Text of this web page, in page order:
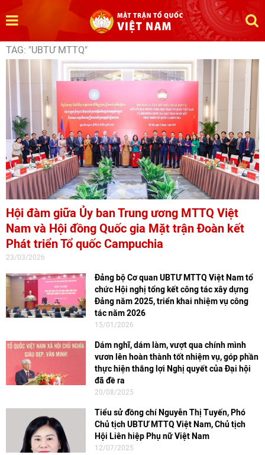
TAG: "UBTƯ MTTQ"
Hội đàm giữa Ủy ban Trung ương MTTQ Việt
Nam và Hội đồng Quốc gia Mặt trận Đoàn kết
Phát triển Tổ quốc Campuchia
23/03/2026
Đảng bộ Cơ quan UBTƯ MTTQ Việt Nam tổ
chức Hội nghị tổng kết công tác xây dựng
Đảng năm 2025, triển khai nhiệm vụ công
tác năm 2026
15/01/2026
Dám nghĩ, dám làm, vượt qua chính mình
vươn lên hoàn thành tốt nhiệm vụ, góp phần
thực hiện thắng lợi Nghị quyết của Đại hội
đã đề ra
20/08/2025
Tiểu sử đồng chí Nguyễn Thị Tuyến, Phó
Chủ tịch UBTƯ MTTQ Việt Nam, Chủ tịch
Hội Liên hiệp Phụ nữ Việt Nam
12/07/2025